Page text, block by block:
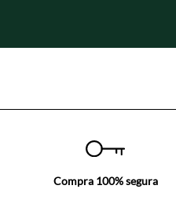
Compra 100% segura